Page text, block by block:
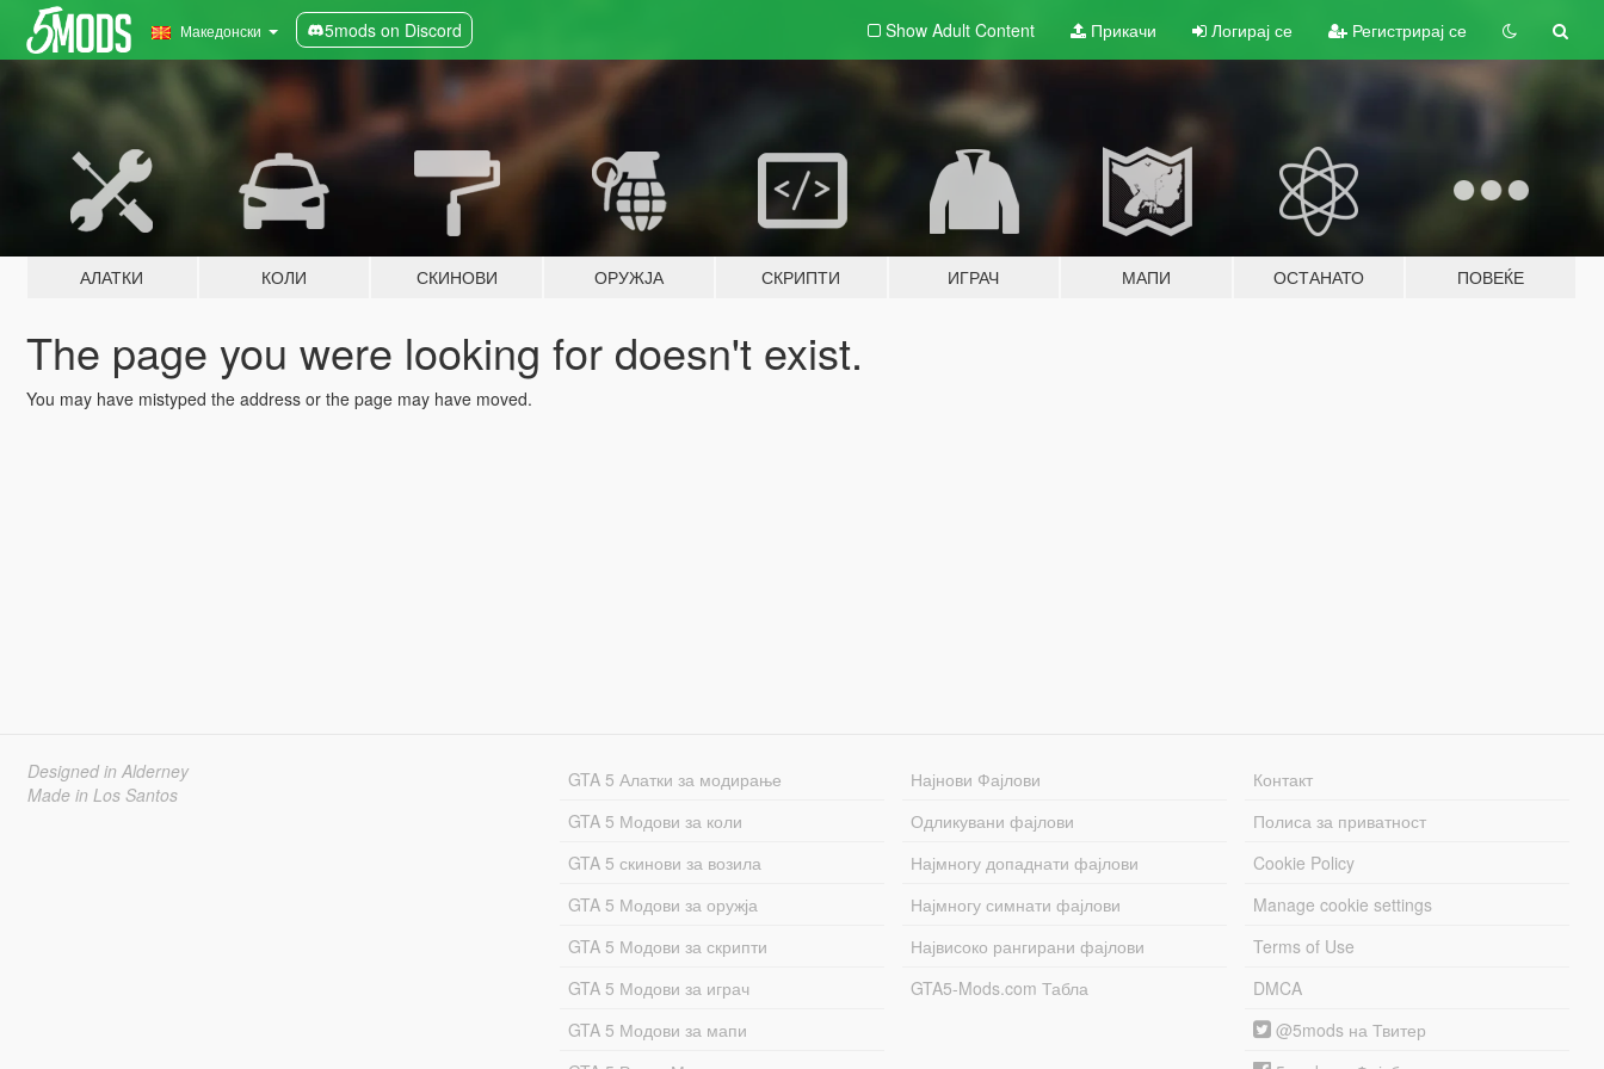
Македонски 5mods on Discord Show Adult Content Прикачи Логирај се Регистрирај се
АЛАТКИ КОЛИ СКИНОВИ ОРУЖЈА СКРИПТИ ИГРАЧ МАПИ ОСТАНАТО ПОВЕЌЕ
The page you were looking for doesn't exist.
You may have mistyped the address or the page may have moved.
Designed in Alderney
Made in Los Santos
GTA 5 Алатки за модирање
GTA 5 Модови за коли
GTA 5 скинови за возила
GTA 5 Модови за оружја
GTA 5 Модови за скрипти
GTA 5 Модови за играч
GTA 5 Модови за мапи
Најнови Фајлови
Одликувани фајлови
Најмногу допаднати фајлови
Најмногу симнати фајлови
Највисоко рангирани фајлови
GTA5-Mods.com Табла
Контакт
Полиса за приватност
Cookie Policy
Manage cookie settings
Terms of Use
DMCA
@5mods на Твитер